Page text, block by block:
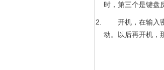
时，第三个是键盘
开机，在输入
动。以后再开机，